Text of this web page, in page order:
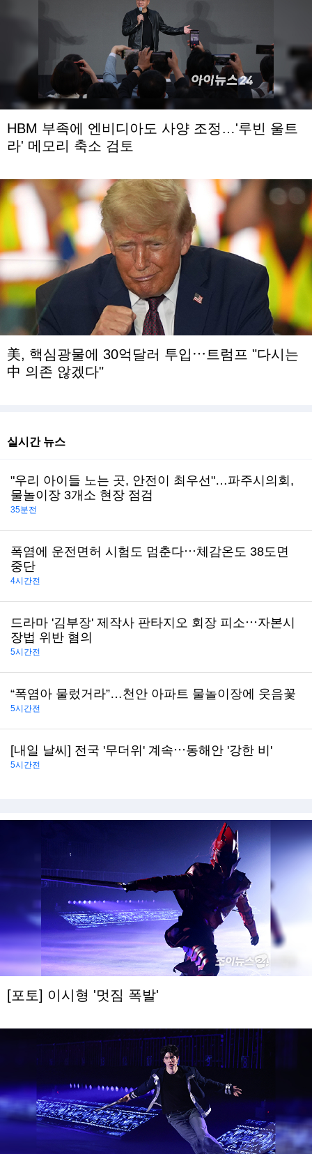
HBM 부족에 엔비디아도 사양 조정…'루빈 울트
라' 메모리 축소 검토
美, 핵심광물에 30억달러 투입⋯트럼프 "다시는
中 의존 않겠다"
실시간 뉴스
"우리 아이들 노는 곳, 안전이 최우선"…파주시의회,
물놀이장 3개소 현장 점검
35분전
폭염에 운전면허 시험도 멈춘다⋯체감온도 38도면
중단
4시간전
드라마 '김부장' 제작사 판타지오 회장 피소⋯자본시
장법 위반 혐의
5시간전
“폭염아 물렀거라”…천안 아파트 물놀이장에 웃음꽃
5시간전
[내일 날씨] 전국 '무더위' 계속⋯동해안 '강한 비'
5시간전
[포토] 이시형 '멋짐 폭발'